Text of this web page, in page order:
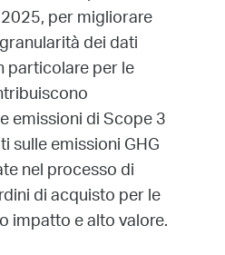
per migliorare
dei dati
particolare per le
emissioni di Scope 3
sulle emissioni GHG
nel processo di
di acquisto per le
impatto e alto valore.